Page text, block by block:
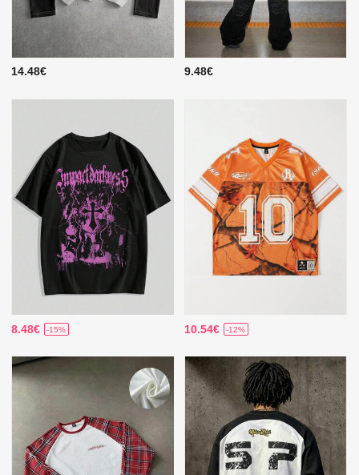
14.48€ 9.48€
8.48€ -15% 10.54€ -12%